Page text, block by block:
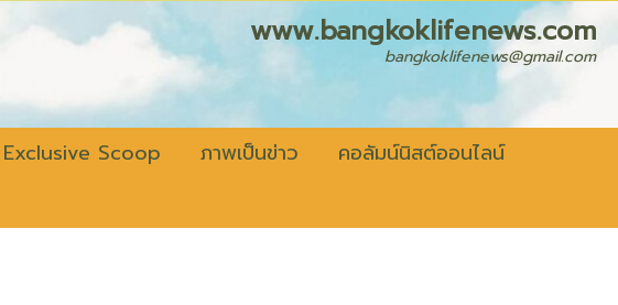
bangkoklifenews@gmail.com
Exclusive Scoop ภาพเป็นข่าว
คอลัมน์นิสต์ออนไลน์